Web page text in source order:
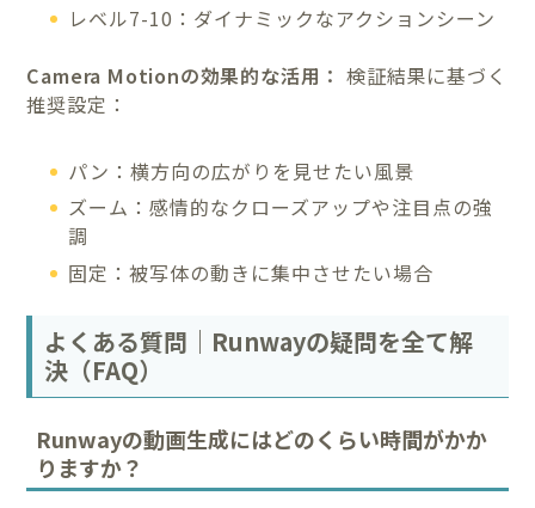
レベル7-10：ダイナミックなアクションシーン
Camera Motionの効果的な活用： 検証結果に基づく
推奨設定：
パン：横方向の広がりを見せたい風景
ズーム：感情的なクローズアップや注目点の強
調
固定：被写体の動きに集中させたい場合
よくある質問｜Runwayの疑問を全て解
決（FAQ）
Runwayの動画生成にはどのくらい時間がかか
りますか？